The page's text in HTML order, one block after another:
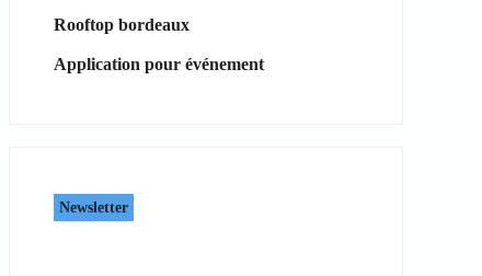
Rooftop bordeaux
Application pour événement
Newsletter